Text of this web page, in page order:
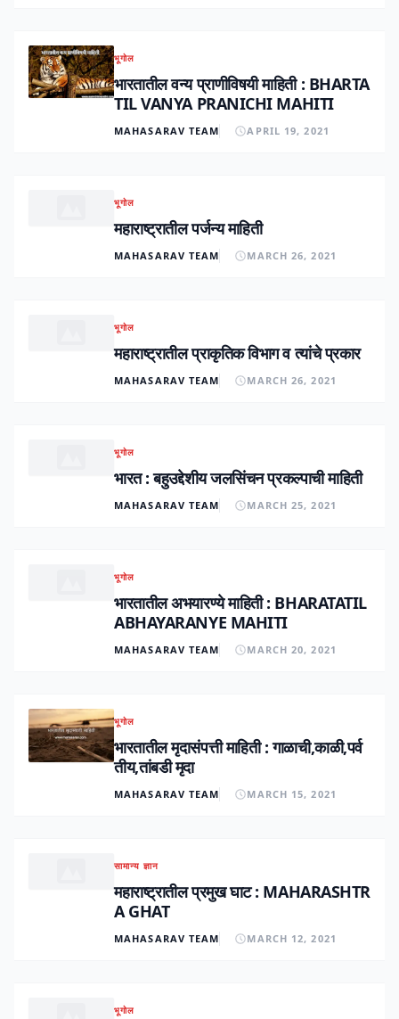
भूगोल
भारतातील वन्य प्राणीविषयी माहिती : BHARTA
TIL VANYA PRANICHI MAHITI
MAHASARAV TEAM APRIL 19, 2021
भूगोल
महाराष्ट्रातील पर्जन्य माहिती
MAHASARAV TEAM MARCH 26, 2021
भूगोल
महाराष्ट्रातील प्राकृतिक विभाग व त्यांचे प्रकार
MAHASARAV TEAM MARCH 26, 2021
भूगोल
भारत : बहुउद्देशीय जलसिंचन प्रकल्पाची माहिती
MAHASARAV TEAM MARCH 25, 2021
भूगोल
भारतातील अभयारण्ये माहिती : BHARATATIL
ABHAYARANYE MAHITI
MAHASARAV TEAM MARCH 20, 2021
भूगोल
भारतातील मृदासंपत्ती माहिती : गाळाची,काळी,पर्व
तीय,तांबडी मृदा
MAHASARAV TEAM MARCH 15, 2021
सामान्य ज्ञान
महाराष्ट्रातील प्रमुख घाट : MAHARASHTR
A GHAT
MAHASARAV TEAM MARCH 12, 2021
भूगोल